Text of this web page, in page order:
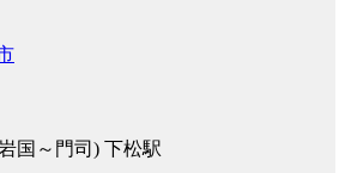
国～門司) 下松駅